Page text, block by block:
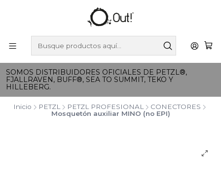
SOMOS DISTRIBUIDORES OFICIALES DE PETZL®,
FJALLRAVEN, BUFF®, SEA TO SUMMIT, TEKO Y
HILLEBERG.
Inicio PETZL PETZL PROFESIONAL
CONECTORES
Mosquetón auxiliar MINO (no EPI)